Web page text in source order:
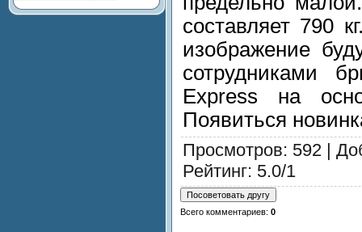
составляет 790
изображение
сотрудниками
Express на
Появиться
Просмотров: 592 |
Рейтинг: 5.0/1
Всего комментариев: 0